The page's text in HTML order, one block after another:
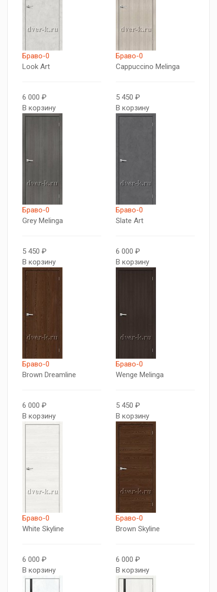
Браво-0
Look Art
6 000 ₽
В корзину
Браво-0
Cappuccino Melinga
5 450 ₽
В корзину
Браво-0
Grey Melinga
5 450 ₽
В корзину
Браво-0
Slate Art
6 000 ₽
В корзину
Браво-0
Brown Dreamline
6 000 ₽
В корзину
Браво-0
Wenge Melinga
5 450 ₽
В корзину
Браво-0
White Skyline
6 000 ₽
В корзину
Браво-0
Brown Skyline
6 000 ₽
В корзину